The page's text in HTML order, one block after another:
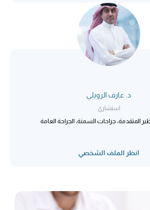
د. عارف الرويلي
استشاري
المتقدمة، جراحات السمنة، الجراحة العامة
انظر الملف الشخصي